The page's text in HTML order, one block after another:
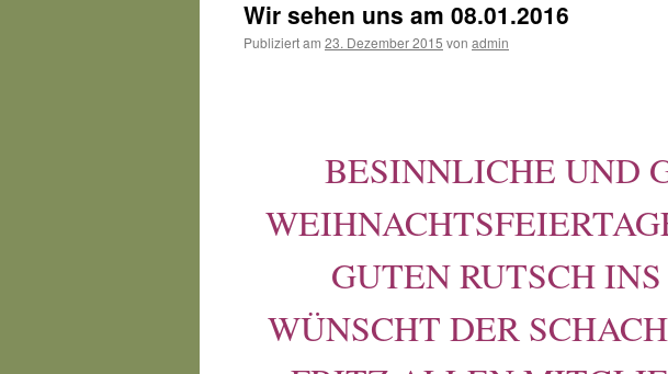
Wir sehen uns am 08.01.2016
Publiziert am 23. Dezember 2015 von admin
BESINNLICHE UND
GUTEN RUTSCH
WÜNSCHT DER